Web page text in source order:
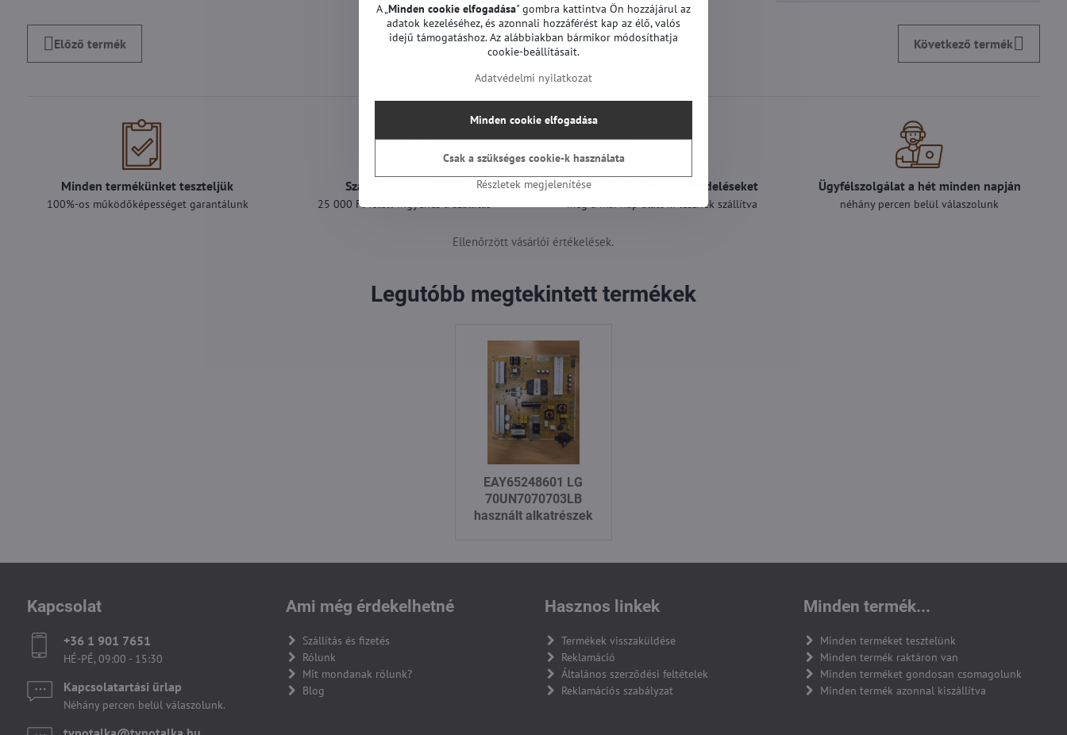
Előző termék Következő termék
Minden termékünket teszteljük
100%-os működőképességet garantálunk
Szállítás csak 1490 Ft
25 000 Ft felett ingyenes a szállítás
A 12:00 óráig leadott rendeléseket
még a mai nap alatt ki lesznek szállítva
Ügyfélszolgálat a hét minden napján
néhány percen belül válaszolunk
Ellenőrzött vásárlói értékelések.
Legutóbb megtekintett termékek
EAY65248601 LG
70UN7070703LB
használt alkatrészek
Kapcsolat
+36 1 901 7651
HÉ-PÉ, 09:00 - 15:30
Kapcsolatartási űrlap
Néhány percen belül válaszolunk.
Ami még érdekelhetné
Szállítás és fizetés
Rólunk
Mit mondanak rólunk?
Blog
Hasznos linkek
Termékek visszaküldése
Reklamáció
Általános szerződési feltételek
Reklamációs szabályzat
Minden termék...
Minden terméket tesztelünk
Minden termék raktáron van
Minden terméket gondosan csomagolunk
Minden termék azonnal kiszállítva
A „ Minden cookie elfogadása" gombra kattintva Ön hozzájárul az
adatok kezeléséhez, és azonnali hozzáférést kap az élő, valós
idejű támogatáshoz. Az alábbiakban bármikor módosíthatja
cookie-beállításait.
Adatvédelmi nyilatkozat
Részletek megjelenítése
Minden cookie elfogadása
Csak a szükséges cookie-k használata